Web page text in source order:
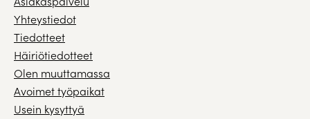
Yhteystiedot
Tiedotteet
Häiriötiedotteet
Olen muuttamassa
Avoimet työpaikat
Usein kysyttyä